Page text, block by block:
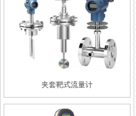
夹套靶式流量计